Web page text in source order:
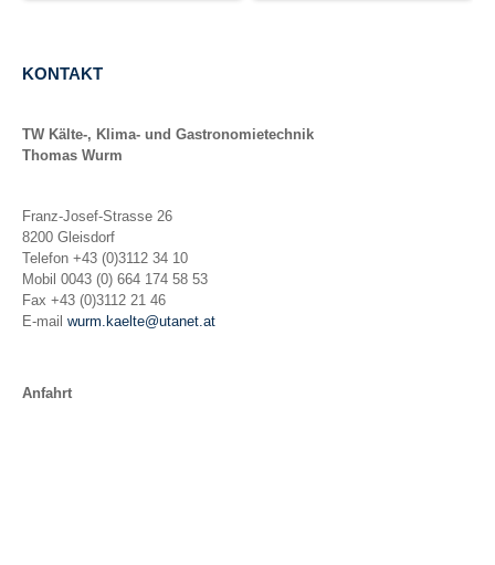
KONTAKT
TW Kälte-, Klima- und Gastronomietechnik
Thomas Wurm
Franz-Josef-Strasse 26
8200 Gleisdorf
Telefon +43 (0)3112 34 10
Mobil 0043 (0) 664 174 58 53
Fax +43 (0)3112 21 46
E-mail wurm.kaelte@utanet.at
Anfahrt